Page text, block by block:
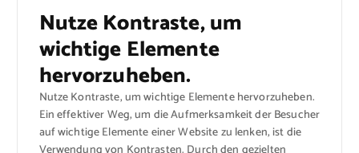
Nutze Kontraste, um
wichtige Elemente
hervorzuheben.
Nutze Kontraste, um wichtige Elemente hervorzuheben.
Ein effektiver Weg, um die Aufmerksamkeit der Besucher
auf wichtige Elemente einer Website zu lenken, ist die